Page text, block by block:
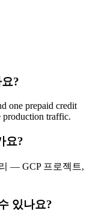
?
one prepaid credit
production traffic.
요?
— GCP 프로젝트,
있나요?